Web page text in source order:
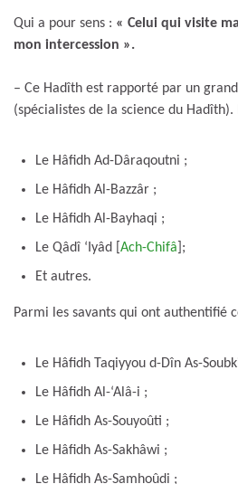
Qui a pour sens : « Celui qui visite
mon intercession ».
– Ce Hadîth est rapporté par un
(spécialistes de la science du
Le Hâfidh Ad-Dâraqoutni ;
Le Hâfidh Al-Bazzâr ;
Le Hâfidh Al-Bayhaqi ;
Le Qâdî ‘Iyâd [ Ach-Chifâ ];
Et autres.
Parmi les savants qui ont authentifié
Le Hâfidh Taqiyyou d-Dîn As-
Le Hâfidh Al-‘Alâ-i ;
Le Hâfidh As-Souyoûti ;
Le Hâfidh As-Sakhâwi ;
Le Hâfidh As-Samhoûdi ;